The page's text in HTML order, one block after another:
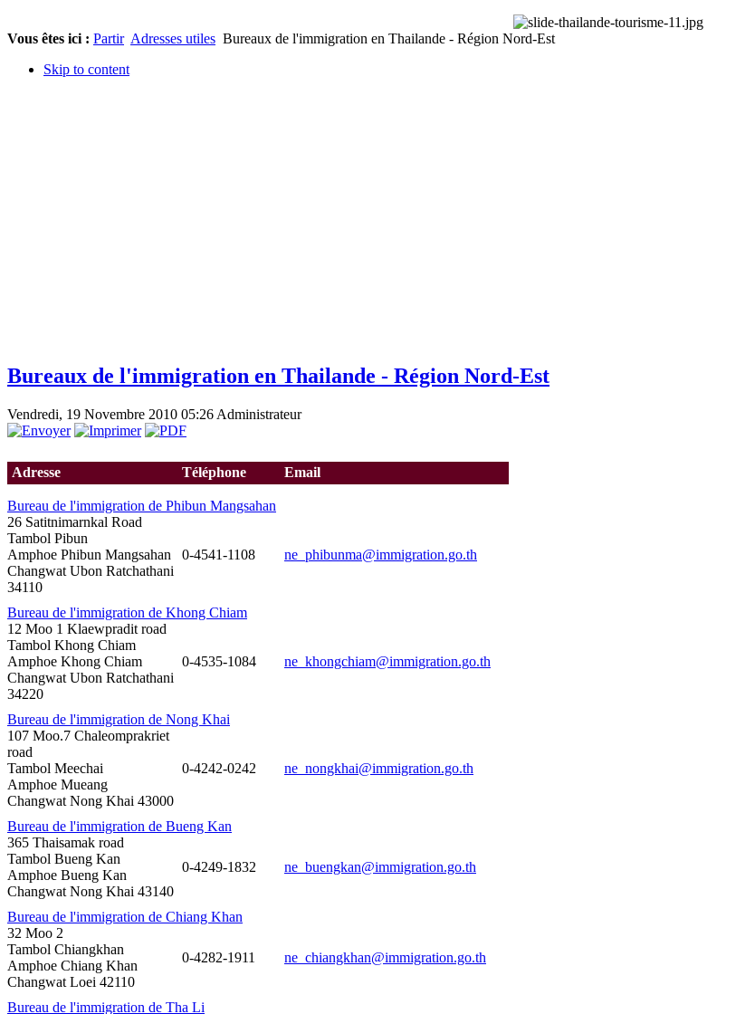
Vous êtes ici : Partir Adresses utiles Bureaux de l'immigration en Thailande - Région Nord-Est
Skip to content
Bureaux de l'immigration en Thailande - Région Nord-Est
Vendredi, 19 Novembre 2010 05:26 Administrateur
Adresse Téléphone Email
Bureau de l'immigration de Phibun Mangsahan
26 Satitnimarnkal Road
Tambol Pibun
Amphoe Phibun Mangsahan
Changwat Ubon Ratchathani
34110
0-4541-1108 ne_phibunma@immigration.go.th
Bureau de l'immigration de Khong Chiam
12 Moo 1 Klaewpradit road
Tambol Khong Chiam
Amphoe Khong Chiam
Changwat Ubon Ratchathani
34220
0-4535-1084 ne_khongchiam@immigration.go.th
Bureau de l'immigration de Nong Khai
107 Moo.7 Chaleomprakriet
road
Tambol Meechai
Amphoe Mueang
Changwat Nong Khai 43000
0-4242-0242 ne_nongkhai@immigration.go.th
Bureau de l'immigration de Bueng Kan
365 Thaisamak road
Tambol Bueng Kan
Amphoe Bueng Kan
Changwat Nong Khai 43140
0-4249-1832 ne_buengkan@immigration.go.th
Bureau de l'immigration de Chiang Khan
32 Moo 2
Tambol Chiangkhan
Amphoe Chiang Khan
Changwat Loei 42110
0-4282-1911 ne_chiangkhan@immigration.go.th
Bureau de l'immigration de Tha Li